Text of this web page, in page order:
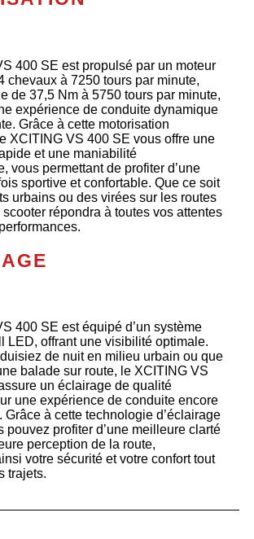
400 SE est propulsé par un moteur
chevaux à 7250 tours par minute,
de 37,5 Nm à 5750 tours par minute,
expérience de conduite dynamique
Grâce à cette motorisation
XCITING VS 400 SE vous offre une
et une maniabilité
vous permettant de profiter d’une
sportive et confortable. Que ce soit
urbains ou des virées sur les routes
répondra à toutes vos attentes
400 SE est équipé d’un système
LED, offrant une visibilité optimale.
de nuit en milieu urbain ou que
balade sur route, le XCITING VS
un éclairage de qualité
une expérience de conduite encore
Grâce à cette technologie d’éclairage
pouvez profiter d’une meilleure clarté
perception de la route,
votre sécurité et votre confort tout
trajets.